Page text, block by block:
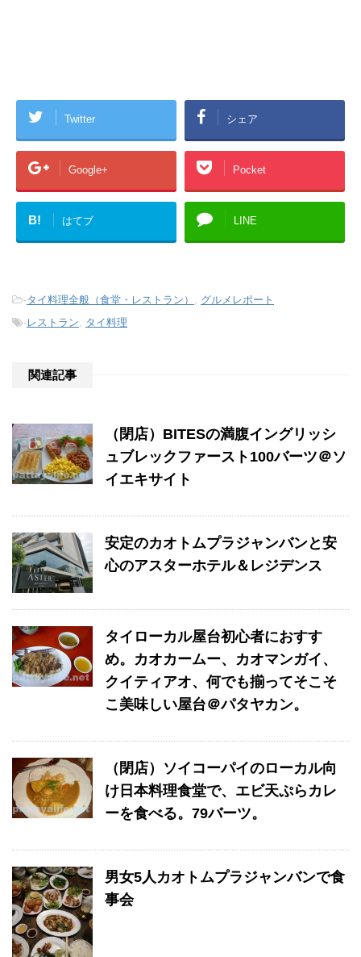
Twitter シェア
Google+ Pocket
B! はてブ LINE
-タイ料理全般（食堂・レストラン）
グルメレポート
-レストラン タイ料理
関連記事
（閉店）BITESの満腹イングリッシ
ュブレックファースト100バーツ＠ソ
イエキサイト
安定のカオトムプラジャンバンと安
心のアスターホテル＆レジデンス
タイローカル屋台初心者におすす
め。カオカームー、カオマンガイ、
クイティアオ、何でも揃ってそこそ
こ美味しい屋台＠パタヤカン。
（閉店）ソイコーパイのローカル向
け日本料理食堂で、エビ天ぷらカレ
ーを食べる。79バーツ。
男女5人カオトムプラジャンバンで食
事会